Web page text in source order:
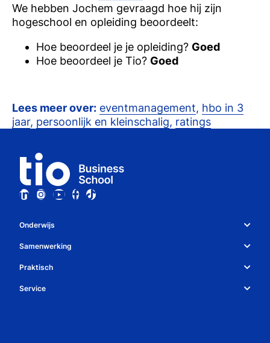
We hebben Jochem gevraagd hoe hij zijn
hogeschool en opleiding beoordeelt:
Hoe beoordeel je je opleiding? Goed
Hoe beoordeel je Tio? Goed
Lees meer over: eventmanagement, hbo in 3
jaar, persoonlijk en kleinschalig, ratings
Onderwijs
Studiekeuze en opleidingen
Studiekeuzetest
Studiegids
Samenwerking
Over Tio
Bedrijven
Praktisch
Whatsapp
Service